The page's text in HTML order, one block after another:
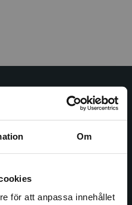
Om
för att anpassa innehållet
och är idag Sveriges
läromedel, kurslitteratur,
digitala